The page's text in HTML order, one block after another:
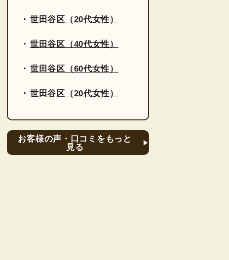
世田谷区（20代女性）
世田谷区（40代女性）
世田谷区（60代女性）
世田谷区（20代女性）
お客様の声・口コミをもっと
見る